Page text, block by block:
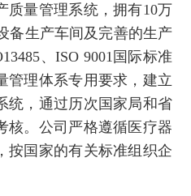
质量管理系统，拥有10万
备生产车间及完善的生产
、ISO 9001国际标准
管理体系专用要求，建立
统，通过历次国家局和省
核。公司严格遵循医疗器
按国家的有关标准组织企